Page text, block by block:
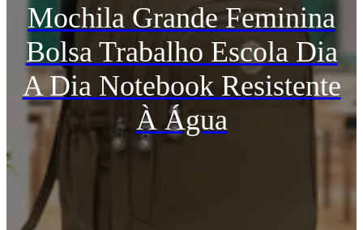
Mochila Grande Feminina
Bolsa Trabalho Escola Dia
A Dia Notebook Resistente
À Água